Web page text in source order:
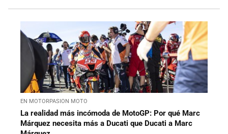
EN MOTORPASION MOTO
La realidad más incómoda de MotoGP: Por qué Marc
Márquez necesita más a Ducati que Ducati a Marc